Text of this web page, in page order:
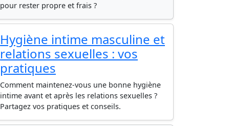
pour rester propre et frais ?
Hygiène intime masculine et
relations sexuelles : vos
pratiques
Comment maintenez-vous une bonne hygiène
intime avant et après les relations sexuelles ?
Partagez vos pratiques et conseils.